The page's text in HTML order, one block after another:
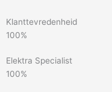
Klanttevredenheid
100%
Elektra Specialist
100%